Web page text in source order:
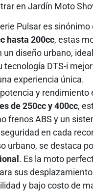
en Jardín Moto
Pulsar es
hasta 200cc, estas
diseño urbano,
tecnología DTS-i
experiencia única.
y rendimiento
de 250cc y 400cc,
frenos ABS y un
en cada
urbano, se destaca
. Es la moto
sus
y bajo costo de